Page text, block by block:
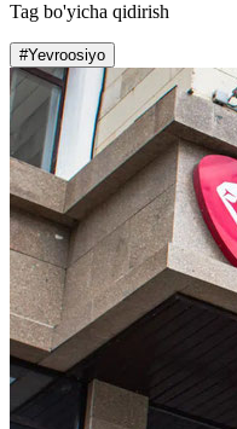
Tag bo'yicha qidirish
#Yevroosiyo